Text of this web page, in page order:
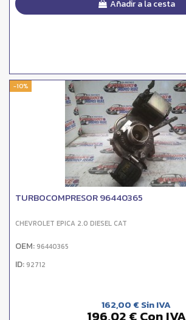
Añadir a la cesta
-10%
TURBOCOMPRESOR 96440365
CHEVROLET EPICA 2.0 DIESEL CAT
OEM: 96440365
ID: 92712
162,00 € Sin IVA
196,02 € Con IVA